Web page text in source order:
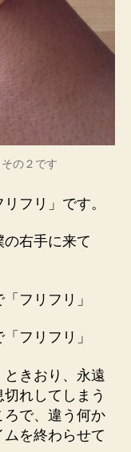
の２です
フリ」です。
右手に来て
フリフリ」
フリフリ」
きおり、永遠
れしてしまう
ろで、違う何か
を終わらせて